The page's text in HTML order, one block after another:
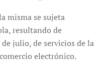
misma se sujeta
resultando de
julio, de servicios de la
electrónico.